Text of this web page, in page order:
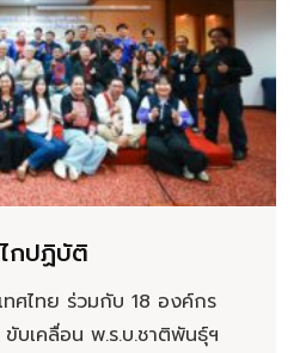
กปฏิบัติ
ศไทย ร่วมกับ 18 องค์กร
บเคลื่อน พ.ร.บ.ชาติพันธุ์ฯ